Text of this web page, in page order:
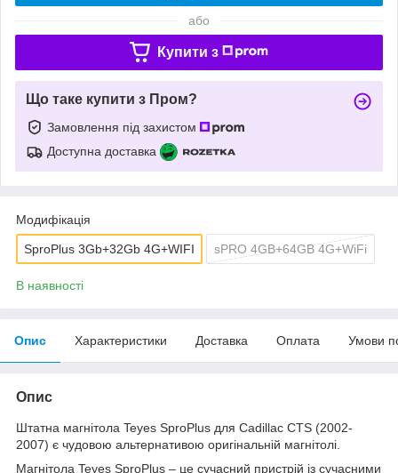
або
Купити з
Що таке купити з Пром?
Замовлення під захистом
Доступна доставка
Модифікація
SproPlus 3Gb+32Gb 4G+WIFI sPRO 4GB+64GB 4G+WiFi
В наявності
Опис Характеристики Доставка Оплата Умови
Опис
Штатна магнітола Teyes SproPlus для Cadillac CTS (2002-
2007) є чудовою альтернативою оригінальній магнітолі.
Магнітола Teyes SproPlus – це сучасний пристрій із сучасними